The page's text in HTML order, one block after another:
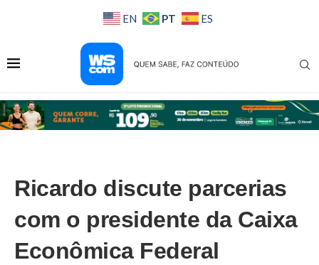
EN PT ES
Ricardo discute parcerias
com o presidente da Caixa
Econômica Federal